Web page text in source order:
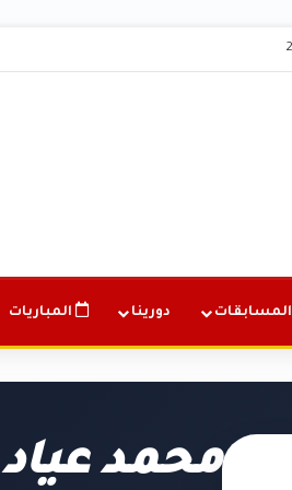
المسابقات دورينا المباريات
محمد